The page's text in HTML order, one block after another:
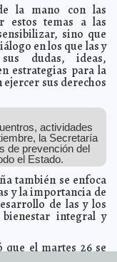
municipal con el 100
Barrera Laura Aldama
y la ciudadanía
públicos Laura Aldama
Correccional de
de la fauna del
Municipal por su
en el Desfile
proyecto por Yucatán
de salud en
a fortalecer la
importante competición
la mano con las
estos temas a las
sino que
en los que las y
dudas, ideas,
estrategias para la
sus derechos
actividades
la Secretaría
de prevención del
el Estado.
también se enfoca
y la importancia de
de las y los
integral y
que el martes 26 se